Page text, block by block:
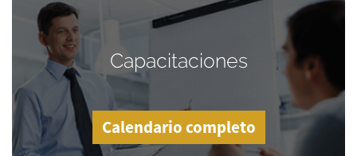
Capacitaciones
Calendario completo